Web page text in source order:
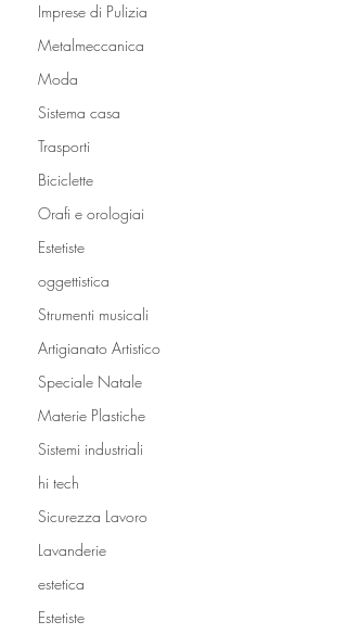
Imprese di Pulizia
Metalmeccanica
Moda
Sistema casa
Trasporti
Biciclette
Orafi e orologiai
Estetiste
oggettistica
Strumenti musicali
Artigianato Artistico
Speciale Natale
Materie Plastiche
Sistemi industriali
hi tech
Sicurezza Lavoro
Lavanderie
estetica
Estetiste